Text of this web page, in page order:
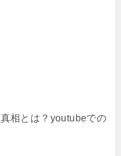
相とは？youtubeでの